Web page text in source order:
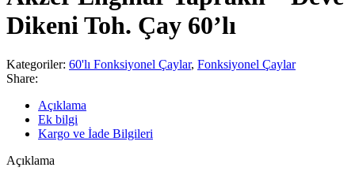
Dikeni Toh. Çay 60’lı
Kategoriler: 60'lı Fonksiyonel Çaylar, Fonksiyonel Çaylar
Share:
Açıklama
Ek bilgi
Kargo ve İade Bilgileri
Açıklama